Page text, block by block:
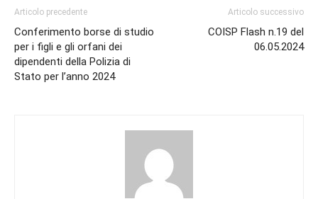
Articolo precedente
Conferimento borse di studio
per i figli e gli orfani dei
dipendenti della Polizia di
Stato per l’anno 2024
Articolo successivo
COISP Flash n.19 del
06.05.2024